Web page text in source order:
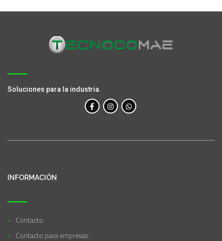
Soluciones para la industria.
INFORMACIÓN
Contacto
Contacto para empresas